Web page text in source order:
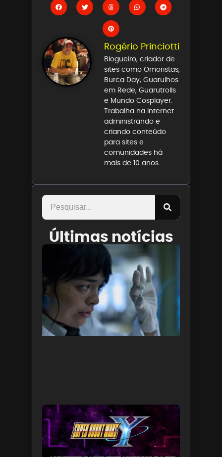
Rogério Princiotti
Blogueiro, criador de
sites como Omoristas,
Burca Day, Guarulhos
em Rede, Guarutrolls
e Mundo Cosplayer.
Trabalha na internet
administrando e
criando conteúdo
para sites e
comunidades há
mais de 10 anos.
Últimas notícias